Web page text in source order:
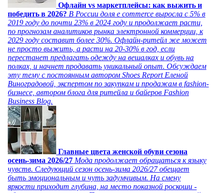
Офлайн vs маркетплейсы: как выжить и
победить в 2026? В России доля e commerce выросла с 5% в
2019 году до почти 23% в 2024 году и продолжает расти,
по прогнозам аналитиков рынка электронной коммерции, к
2029 году составит более 30%. Офлайн-ритейл же может
не просто выжить, а расти на 20-30% в год, если
перестанет предлагать одежду на вешалках и обувь на
полках, и начнет продавать уникальный опыт. Обсуждаем
эту тему с постоянным автором Shoes Report Еленой
Виноградовой, экспертом по закупкам и продажам в fashion-
бизнесе, автором блога для ритейла и байеров Fashion
Business Blog.
Главные цвета женской обуви сезона
осень-зима 2026/27 Мода продолжает обращаться к языку
чувств. Следующий сезон осень-зима 2026/27 обещает
быть эмоциональным и чуть задумчивым. На смену
яркости приходит глубина, на место показной роскоши -